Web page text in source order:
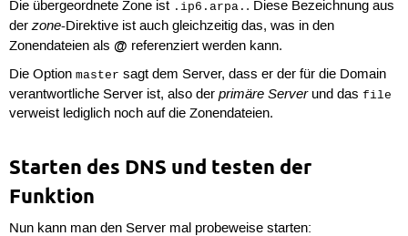
Die übergeordnete Zone ist .ip6.arpa. . Diese Bezeichnung aus
derzone-Direktive ist auch gleichzeitig das, was in den
Zonendateien als @ referenziert werden kann.
Die Option master sagt dem Server, dass er der für die Domain
verantwortliche Server ist, also der primäre Serverund das file
verweist lediglich noch auf die Zonendateien.
Starten des DNS und testen der
Funktion
Nun kann man den Server mal probeweise starten: